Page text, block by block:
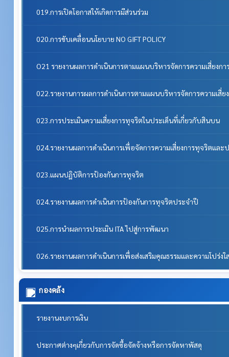
019.การเปิดโอกาสให้เกิดการมีส่วนร่วม
020.การขับเคลื่อนนโยบาย NO GIFT POLICY
O21 รายงานผลการดำเนินการตามแผนบริหารจัดการความเสี่ยงก
022.รายงานการผลการดำเนินการตามแผนบริหารจัดการความเสี่
023.การประเมินความเสี่ยงการทุจริตในประเด็นที่เกี่ยวกับสินบน
024.รายงานผลการดำเนินการเพื่อจัดการความเสี่ยงการทุจริตแ
023.แผนปฏิบัติการป้องกันการทุจริต
024.รายงานผลการดำเนินการป้องกันการทุจริตประจำปี
025.การนำผลการประเมิน ITA ไปสู่การพัฒนา
026.รายงานผลการดำเนินการเพื่อส่งเสริมคุณธรรมและความโปร่ง
กองคลัง
รายงานงบการเงิน
ประกาศต่างๆเกี่ยวกับการจัดซื้อจัดจ้างหรือการจัดหาพัสดุ